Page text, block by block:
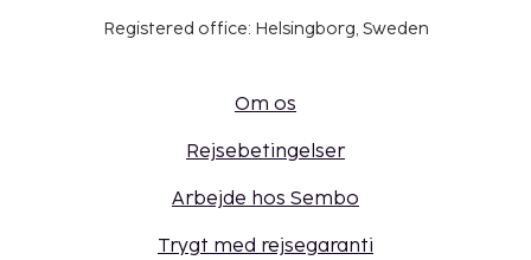
Registered office: Helsingborg, Sweden
Om os
Rejsebetingelser
Arbejde hos Sembo
Trygt med rejsegaranti